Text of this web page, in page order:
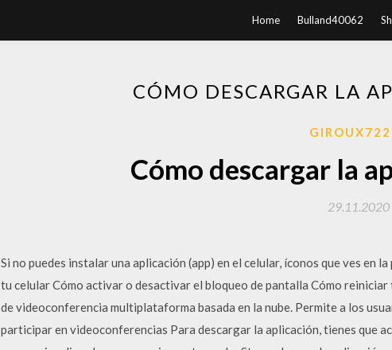
Home Bulland40062
CÓMO DESCARGAR LA
Cómo descargar la
29.11.2020
Si no puedes instalar una aplicación (app) en el celular, íconos que ves en
tu celular Cómo activar o desactivar el bloqueo de pantalla Cómo
de videoconferencia multiplataforma basada en la nube. Permite a los
participar en videoconferencias Para descargar la aplicación, tienes que